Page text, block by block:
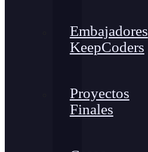
Embajadores
KeepCoders
Proyectos
Finales